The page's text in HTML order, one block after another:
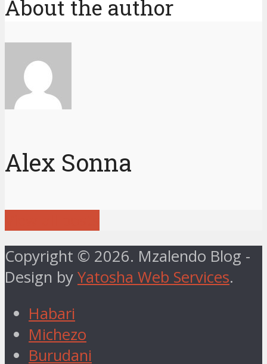
About the author
Alex Sonna
Copyright © 2026. Mzalendo Blog -
Design by Yatosha Web Services.
Habari
Michezo
Burudani